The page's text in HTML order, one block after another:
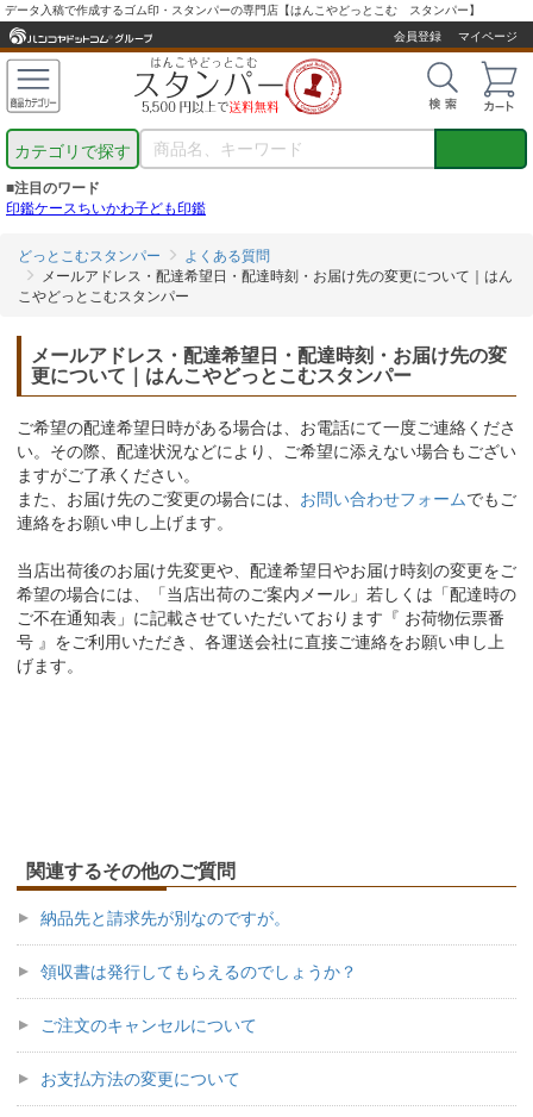
データ入稿で作成するゴム印・スタンパーの専門店【はんこやどっとこむ スタンパー】
会員登録
マイページ
カテゴリで探す
■注目のワード
印鑑ケースちいかわ子ども印鑑
どっとこむスタンパー
よくある質問
メールアドレス・配達希望日・配達時刻・お届け先の変更について｜はん
こやどっとこむスタンパー
メールアドレス・配達希望日・配達時刻・お届け先の変
更について｜はんこやどっとこむスタンパー
ご希望の配達希望日時がある場合は、お電話にて一度ご連絡くださ
い。その際、配達状況などにより、ご希望に添えない場合もござい
ますがご了承ください。
また、お届け先のご変更の場合には、 お問い合わせフォームでもご
連絡をお願い申し上げます。
当店出荷後のお届け先変更や、配達希望日やお届け時刻の変更をご
希望の場合には、「当店出荷のご案内メール」若しくは「配達時の
ご不在通知表」に記載させていただいております『 お荷物伝票番
号 』をご利用いただき、各運送会社に直接ご連絡をお願い申し上
げます。
関連するその他のご質問
納品先と請求先が別なのですが。
領収書は発行してもらえるのでしょうか？
ご注文のキャンセルについて
お支払方法の変更について